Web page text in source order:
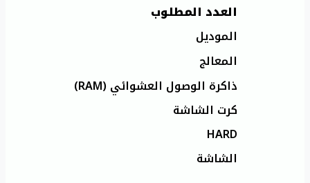
العدد المطلوب
الموديل
المعالج
ذاكرة الوصول العشوائي (RAM)
كرت الشاشة
HARD
الشاشة